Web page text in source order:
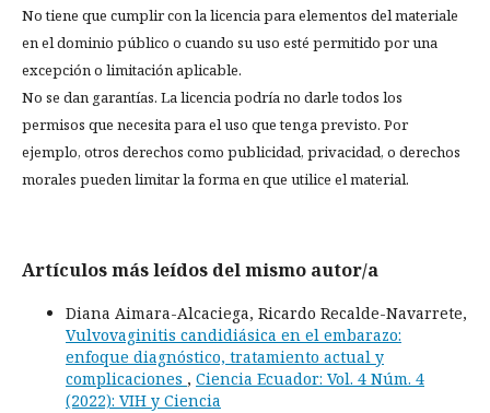
No tiene que cumplir con la licencia para elementos del materiale
en el dominio público o cuando su uso esté permitido por una
excepción o limitación aplicable.
No se dan garantías. La licencia podría no darle todos los
permisos que necesita para el uso que tenga previsto. Por
ejemplo, otros derechos como publicidad, privacidad, o derechos
morales pueden limitar la forma en que utilice el material.
Artículos más leídos del mismo autor/a
Diana Aimara-Alcaciega, Ricardo Recalde-Navarrete,
Vulvovaginitis candidiásica en el embarazo:
enfoque diagnóstico, tratamiento actual y
complicaciones , Ciencia Ecuador: Vol. 4 Núm. 4
(2022): VIH y Ciencia